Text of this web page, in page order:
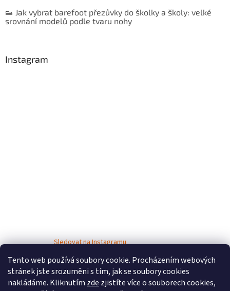
Tento web používá soubory cookie. Procházením webových
stránek jste srozuměni s tím, jak se soubory cookies
nakládáme. Kliknutím zde zjistíte více o souborech cookies,
👟 Jak vybrat barefoot přezůvky do školky a školy: velké
srovnání modelů podle tvaru nohy
Instagram
Sledovat na Instagramu